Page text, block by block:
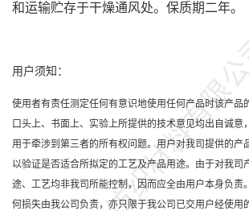
和运输贮存于干燥通风处。保质期二年。
用户须知：
使用者有责任测定任何有意识地使用任何产品时该产品
口头上、书面上、实验上所提供的技术意见均出自诚意
用于牵涉到第三者的所有权问题。用户对我司提供的产
以验证是否适合所拟定的工艺及产品用途。由于对我司
途、工艺均非我司所能控制，因而应全由用户本身负责
何损失由我公司负责，亦只限于我公司已交用户经使用